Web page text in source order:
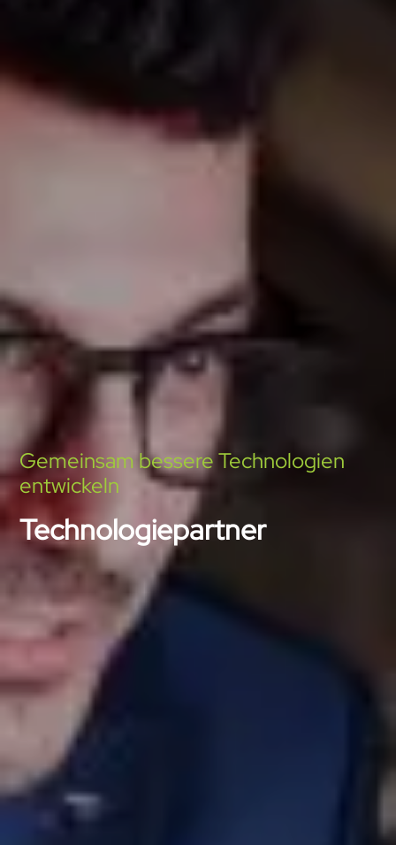
Gemeinsam bessere Technologien
entwickeln
Technologiepartner